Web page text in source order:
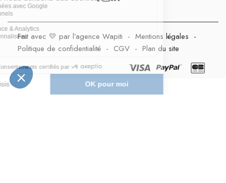
Fait avec 💛 par l’agence Wapiti - Mentions légales -
Politique de confidentialité - CGV - Plan du site